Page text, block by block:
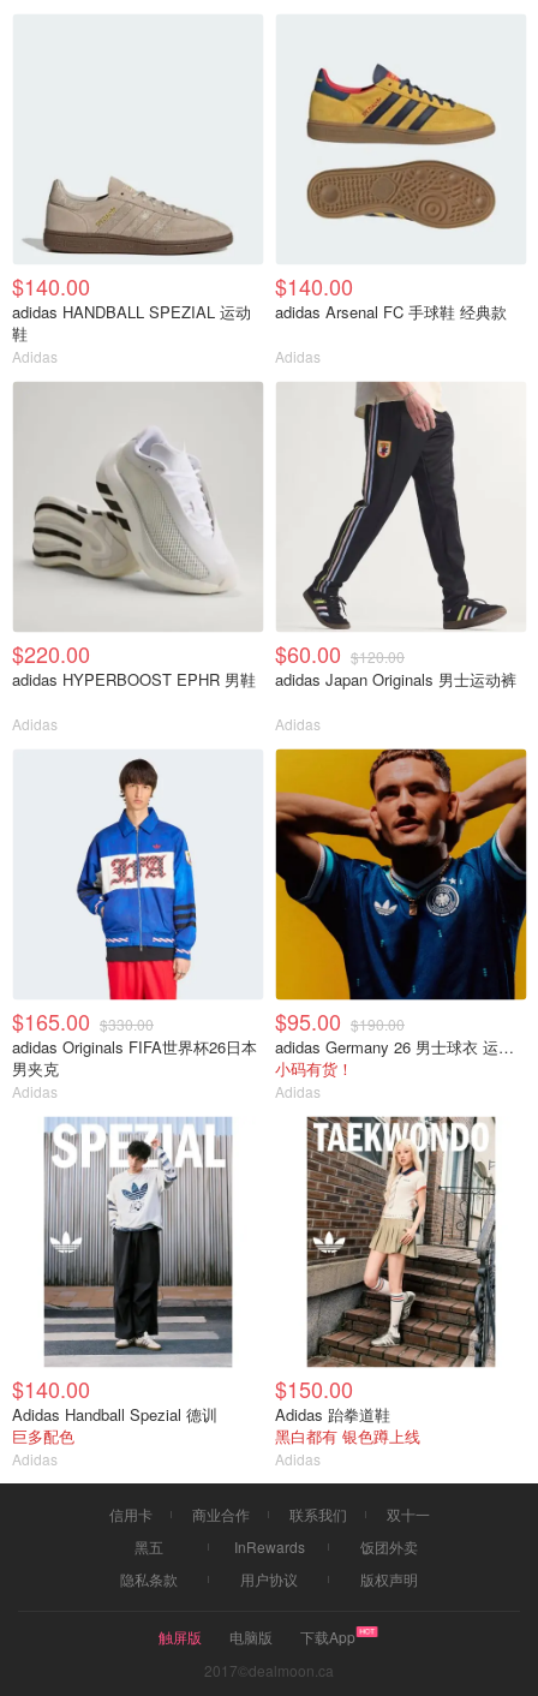
$140.00
adidas HANDBALL SPEZIAL 运动
鞋
Adidas
$140.00
adidas Arsenal FC 手球鞋 经典款
Adidas
$220.00
adidas HYPERBOOST EPHR 男鞋
Adidas
$60.00 $120.00
adidas Japan Originals 男士运动裤
Adidas
$165.00 $330.00
adidas Originals FIFA世界杯26日本
男夹克
Adidas
$95.00 $190.00
adidas Germany 26 男士球衣 运动款
小码有货！
Adidas
$140.00
Adidas Handball Spezial 德训
巨多配色
Adidas
$150.00
Adidas 跆拳道鞋
黑白都有 银色蹲上线
Adidas
信用卡 商业合作 联系我们
双十一
黑五
InRewards
饭团外卖
隐私条款
用户协议 版权声明
触屏版 电脑版
下载App
2017©dealmoon.ca